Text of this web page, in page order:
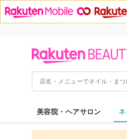
美容院・ヘアサロン